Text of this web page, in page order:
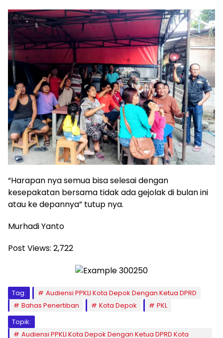
“Harapan nya semua bisa selesai dengan
kesepakatan bersama tidak ada gejolak di bulan ini
atau ke depannya” tutup nya.
Murhadi Yanto
Post Views: 2,722
Tag:
Audiensi PPKLI Kota Depok Dengan Ketua DPRD
Bahas Penertiban
Kota Depok
PKL
Topik:
Audiensi PPKLI Kota Depok Dengan Ketua DPRD Kota